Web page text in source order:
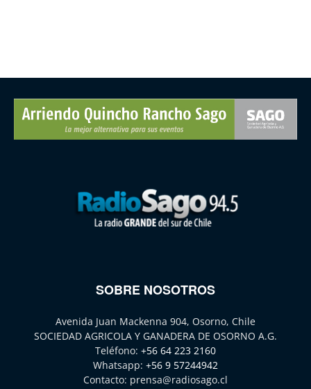
SOBRE NOSOTROS
Avenida Juan Mackenna 904, Osorno, Chile
SOCIEDAD AGRICOLA Y GANADERA DE OSORNO A.G.
Teléfono: +56 64 223 2160
Whatsapp: +56 9 57244942
Contacto: prensa@radiosago.cl